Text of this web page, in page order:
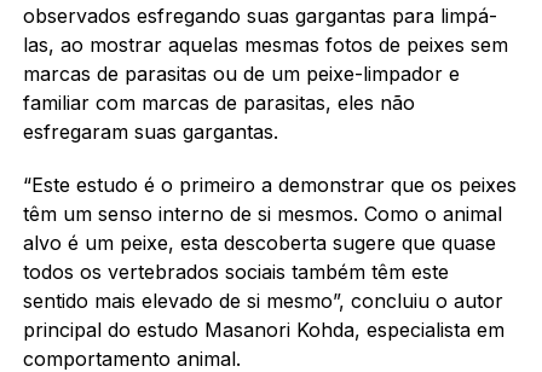
observados esfregando suas gargantas para limpá-
las, ao mostrar aquelas mesmas fotos de peixes sem
marcas de parasitas ou de um peixe-limpador e
familiar com marcas de parasitas, eles não
esfregaram suas gargantas.
“Este estudo é o primeiro a demonstrar que os peixes
têm um senso interno de si mesmos. Como o animal
alvo é um peixe, esta descoberta sugere que quase
todos os vertebrados sociais também têm este
sentido mais elevado de si mesmo”, concluiu o autor
principal do estudo Masanori Kohda, especialista em
comportamento animal.